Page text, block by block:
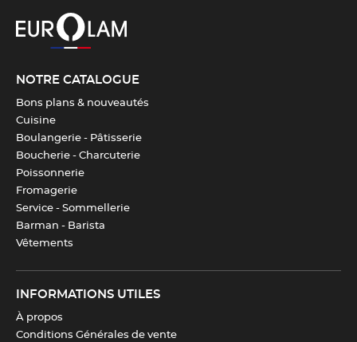
Hauteur
Fabrication
Grammage papier
Exemplaires
Télécharger la fiche produit
NOTRE CATALOGUE
Bons plans & nouveautés
Cuisine
Boulangerie - Pâtisserie
Boucherie - Charcuterie
Poissonnerie
Fromagerie
Service - Sommellerie
Barman - Barista
Vêtements
INFORMATIONS UTILES
À propos
Conditions Générales de vente